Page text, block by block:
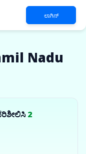
ಲಾಗಿನ್
Nadu
2